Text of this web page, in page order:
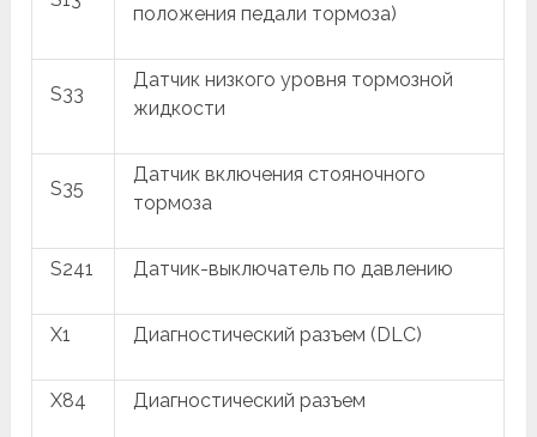
положения педали тормоза)
S33
Датчик низкого уровня тормозной
жидкости
S35
Датчик включения стояночного
тормоза
S241 Датчик-выключатель по давлению
X1 Диагностический разъем (DLC)
X84 Диагностический разъем